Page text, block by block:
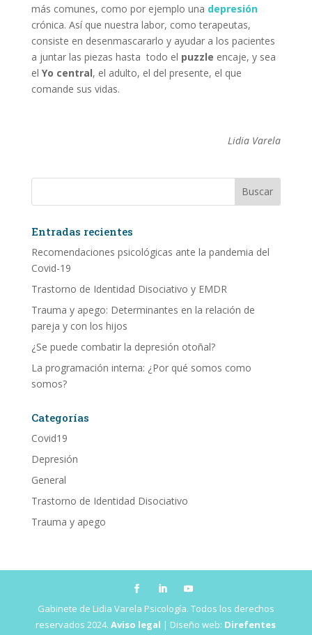
más comunes, como por ejemplo una depresión
crónica. Así que nuestra labor, como terapeutas,
consiste en desenmascararlo y ayudar a los pacientes
a juntar las piezas hasta todo el puzzle encaje, y sea
el Yo central, el adulto, el del presente, el que
comande sus vidas.
Lidia Varela
Entradas recientes
Recomendaciones psicológicas ante la pandemia del
Covid-19
Trastorno de Identidad Disociativo y EMDR
Trauma y apego: Determinantes en la relación de
pareja y con los hijos
¿Se puede combatir la depresión otoñal?
La programación interna: ¿Por qué somos como
somos?
Categorías
Covid19
Depresión
General
Trastorno de Identidad Disociativo
Trauma y apego
Gabinete de Lidia Varela Psicología. Todos los derechos
reservados 2024.Aviso legal | Diseño web: Direfentes